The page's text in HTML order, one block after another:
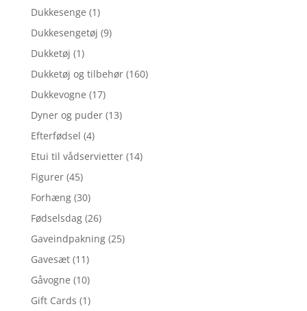
Dukkesenge (1)
Dukkesengetøj (9)
Dukketøj (1)
Dukketøj og tilbehør (160)
Dukkevogne (17)
Dyner og puder (13)
Efterfødsel (4)
Etui til vådservietter (14)
Figurer (45)
Forhæng (30)
Fødselsdag (26)
Gaveindpakning (25)
Gavesæt (11)
Gåvogne (10)
Gift Cards (1)